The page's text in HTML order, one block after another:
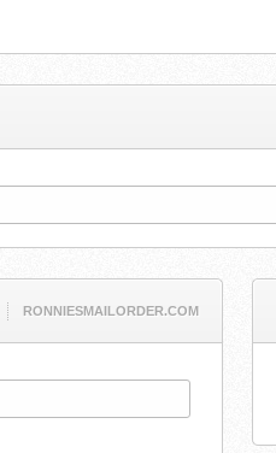
RONNIESMAILORDER.COM